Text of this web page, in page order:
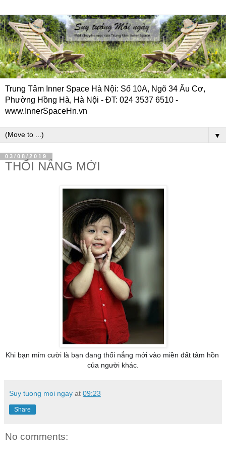
Trung Tâm Inner Space Hà Nội: Số 10A, Ngõ 34 Âu Cơ,
Phường Hồng Hà, Hà Nội - ĐT: 024 3537 6510 -
www.InnerSpaceHn.vn
▼
03/08/2019
THỔI NẮNG MỚI
Khi bạn mỉm cười là bạn đang thổi nắng mới vào miền đất tâm hồn
của người khác.
Suy tuong moi ngay at 09:23
Share
No comments: